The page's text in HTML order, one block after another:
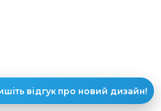
відгук про новий дизайн!